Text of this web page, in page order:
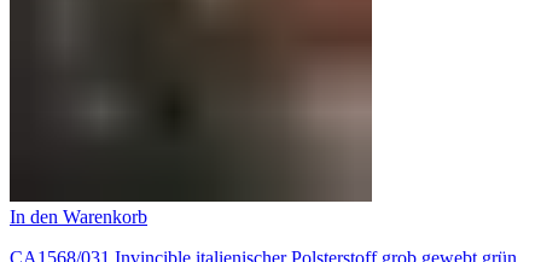
In den Warenkorb
CA1568/031 Invincible italienischer Polsterstoff grob gewebt grün